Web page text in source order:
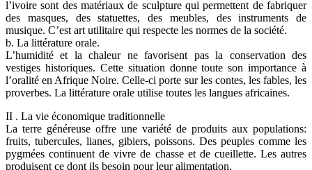
l’ivoire sont des matériaux de sculpture qui permettent de fabriquer
des masques, des statuettes, des meubles, des instruments de
musique. C’est art utilitaire qui respecte les normes de la société.
b. La littérature orale.
L’humidité et la chaleur ne favorisent pas la conservation des
vestiges historiques. Cette situation donne toute son importance à
l’oralité en Afrique Noire. Celle-ci porte sur les contes, les fables, les
proverbes. La littérature orale utilise toutes les langues africaines.
II . La vie économique traditionnelle
La terre généreuse offre une variété de produits aux populations:
fruits, tubercules, lianes, gibiers, poissons. Des peuples comme les
pygmées continuent de vivre de chasse et de cueillette. Les autres
produisent ce dont ils besoin pour leur alimentation.